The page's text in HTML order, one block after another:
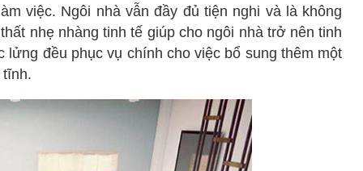
việc. Ngôi nhà vẫn đầy đủ tiện nghi và là không
nhẹ nhàng tinh tế giúp cho ngôi nhà trở nên tinh
đều phục vụ chính cho việc bổ sung thêm một